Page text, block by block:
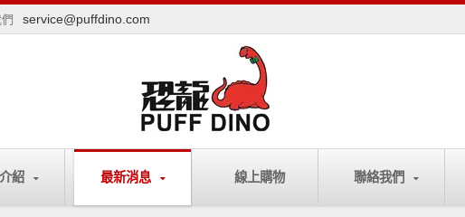
service@puffdino.com
紹 最新消息 線上購物 聯絡我們